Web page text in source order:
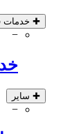
✚ خدمات
−
✚ سایر
−